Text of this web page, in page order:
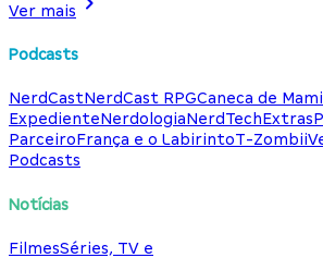
Ver mais
Podcasts
NerdCastNerdCast RPGCaneca de
ExpedienteNerdologiaNerdTechExtras
ParceiroFrança e o LabirintoT-Zombii
Podcasts
Notícias
FilmesSéries, TV e